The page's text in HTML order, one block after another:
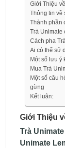
Giới Thiệu
Thông tin về
Thành phần
Trà Unimate
Cách pha
Ai có thể sử
Một số lưu ý
Mua Trà
Một số câu
gừng
Kết luận:
Giới Thiệu
Trà
Unimate